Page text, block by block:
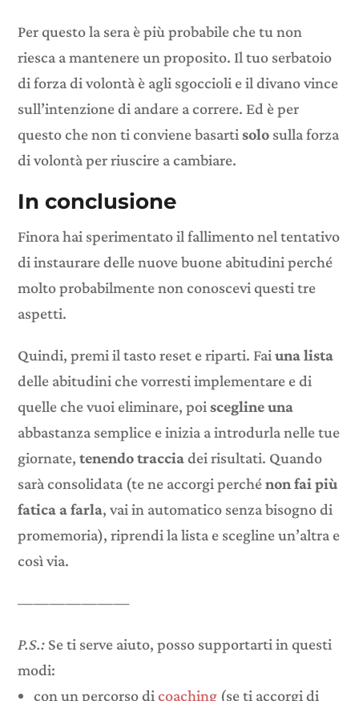
Per questo la sera è più probabile che tu non
riesca a mantenere un proposito. Il tuo serbatoio
di forza di volontà è agli sgoccioli e il divano vince
sull’intenzione di andare a correre. Ed è per
questo che non ti conviene basartisolo sulla forza
di volontà per riuscire a cambiare.
In conclusione
Finora hai sperimentato il fallimento nel tentativo
di instaurare delle nuove buone abitudini perché
molto probabilmente non conoscevi questi tre
aspetti.
Quindi, premi il tasto reset e riparti. Faiuna lista
delle abitudini che vorresti implementare e di
quelle che vuoi eliminare, poiscegline una
abbastanza semplice e inizia a introdurla nelle tue
giornate,tenendo tracciadei risultati. Quando
sarà consolidata (te ne accorgi perchénon fai più
fatica a farla, vai in automatico senza bisogno di
promemoria), riprendi la lista e scegline un’altra e
così via.
———————
P.S.: Se ti serve aiuto, posso supportarti in questi
modi:
con un percorso dicoaching (se ti accorgi di